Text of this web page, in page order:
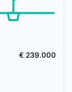
€ 239.000